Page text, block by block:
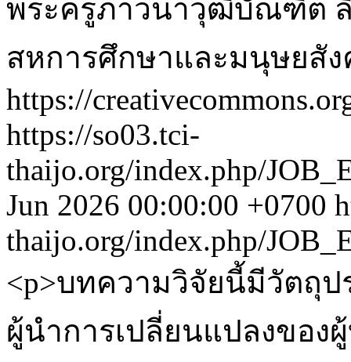
พระครูภาวนาวุฒิบัณฑิต
สหการศึกษาและมนุษยสั
https://
https://so03.tci-
thaijo.org/index.php/
Jun 2026 00:00:00 +0700
thaijo.org/index.php/
<p>บทความวิจัยนี้มีวัตถุป
ผู้นำการเปลี่ยนแปลงของ